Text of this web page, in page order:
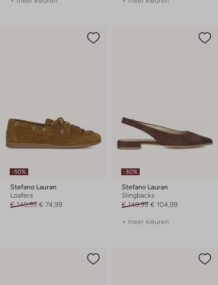
-50%
Stefano Lauran
Loafers
€ 149,99 € 74,99
-30%
Stefano Lauran
Slingbacks
€ 149,99 € 104,99
+ meer kleuren